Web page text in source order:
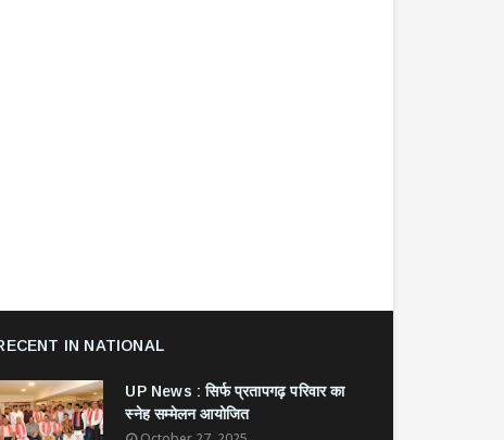
IN NATIONAL
UP News : सिर्फ प्रतापगढ़ परिवार का
स्नेह सम्मेलन आयोजित